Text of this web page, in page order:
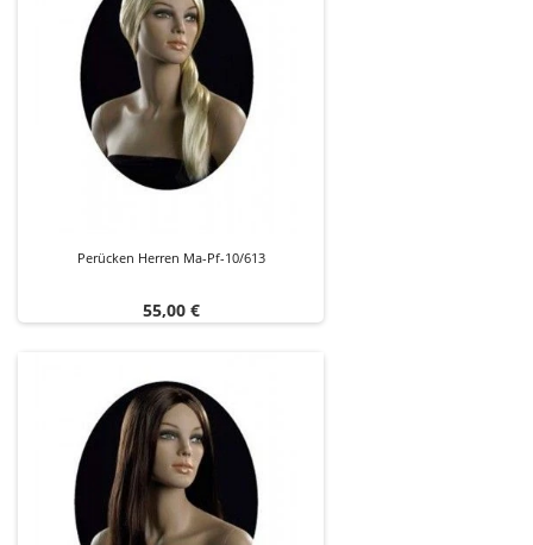
Perücken Herren Ma-Pf-10/613
Preis
55,00 €